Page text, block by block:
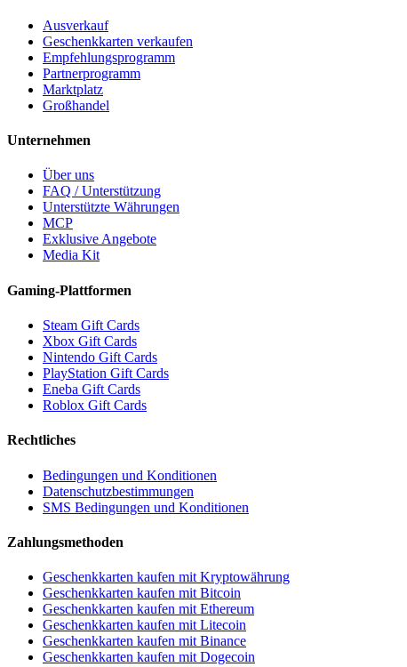
Ausverkauf
Geschenkkarten verkaufen
Empfehlungsprogramm
Partnerprogramm
Marktplatz
Großhandel
Unternehmen
Über uns
FAQ / Unterstützung
Unterstützte Währungen
MCP
Exklusive Angebote
Media Kit
Gaming-Plattformen
Steam Gift Cards
Xbox Gift Cards
Nintendo Gift Cards
PlayStation Gift Cards
Eneba Gift Cards
Roblox Gift Cards
Rechtliches
Bedingungen und Konditionen
Datenschutzbestimmungen
SMS Bedingungen und Konditionen
Zahlungsmethoden
Geschenkkarten kaufen mit Kryptowährung
Geschenkkarten kaufen mit Bitcoin
Geschenkkarten kaufen mit Ethereum
Geschenkkarten kaufen mit Litecoin
Geschenkkarten kaufen mit Binance
Geschenkkarten kaufen mit Dogecoin